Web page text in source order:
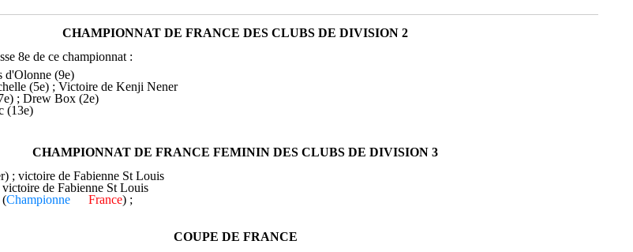
CHAMPIONNAT DE FRANCE DES CLUBS DE DIVISION 2
8e de ce championnat :
d'Olonne (9e)
(5e) ; Victoire de Kenji Nener
; Drew Box (2e)
(13e)
CHAMPIONNAT DE FRANCE FEMININ DES CLUBS DE DIVISION 3
; victoire de Fabienne St Louis
de Fabienne St Louis
(Championne France) ;
COUPE DE FRANCE